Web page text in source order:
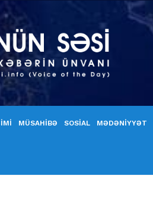
MÜSAHİBƏ SOSİAL MƏDƏNİYYƏT